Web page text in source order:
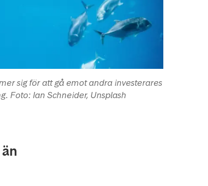
sig för att gå emot andra investerares
Foto: Ian Schneider, Unsplash